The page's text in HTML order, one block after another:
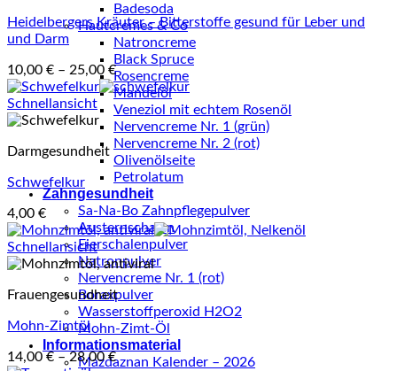
Badesoda
Hautcremes & Co
Natroncreme
Black Spruce
Rosencreme
Mandelöl
Veneziol mit echtem Rosenöl
Nervencreme Nr. 1 (grün)
Nervencreme Nr. 2 (rot)
Olivenölseite
Petrolatum
Zahngesundheit
Sa-Na-Bo Zahnpflegepulver
Austernschalen
Eierschalenpulver
Natronpulver
Nervencreme Nr. 1 (rot)
Boraxpulver
Wasserstoffperoxid H2O2
Mohn-Zimt-Öl
Informationsmaterial
Mazdaznan Kalender – 2026
Heidelbergers Kräuter – Bitterstoffe gesund für Leber und
und Darm
10,00 € – 25,00 €
Schnellansicht
Darmgesundheit
Schwefelkur
4,00 €
Schnellansicht
Frauengesundheit
Mohn-Zimtöl
14,00€–28,00€